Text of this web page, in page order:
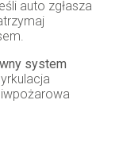
auto zgłasza
system